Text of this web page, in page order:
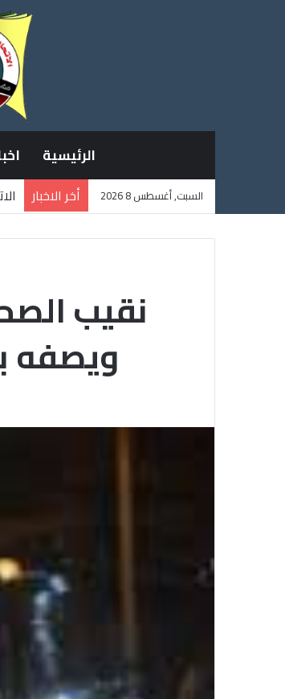
الرئيسية
السبت, أغسطس 8 2026 أخر الاخبار
نقيب
ويصفه